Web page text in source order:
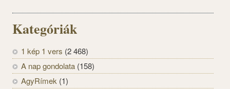
Kategóriák
1 kép 1 vers (2 468)
A nap gondolata (158)
AgyRímek (1)